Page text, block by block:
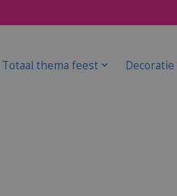
Totaal thema feest Decoratie